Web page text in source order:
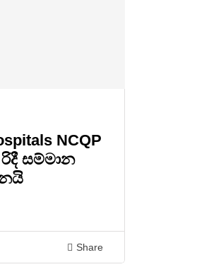
NCQP
සම්මාන
Share